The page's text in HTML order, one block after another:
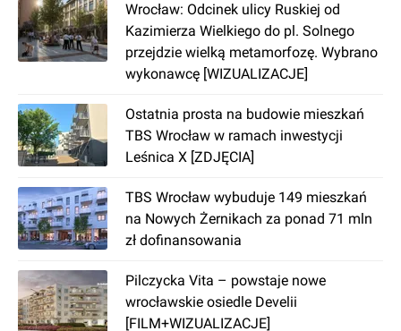
centrum ze Starego Miasta?
Komunikacja na Starym Mieście jest bardzo
dobrze zorganizowana. Kursują tu tramwaje,
autobusy i pociągi. Dojazd z obrzeży dzielnicy do
centrum zajmuje od 10 do 20 minut transportem
publicznym. Do Starego Miasta dojeżdża
powyżej 20 linii tramwajowych. Z kolei linii
autobusowych jest jeszcze więcej. Dzielą się one
na dzienne, nocne, pospieszne, podmiejskie, a
także szczytowe i specjalne. Na Starym Mieście
znajduje się 8 stacji kolejowych i dworców
Rynek nieruchomości na Starym
Mieście
Wrocław: Odcinek ulicy Ruskiej od
Kazimierza Wielkiego do pl. Solnego
przejdzie wielką metamorfozę. Wybrano
wykonawcę [WIZUALIZACJE]
Ostatnia prosta na budowie mieszkań
TBS Wrocław w ramach inwestycji
Leśnica X [ZDJĘCIA]
TBS Wrocław wybuduje 149 mieszkań
na Nowych Żernikach za ponad 71 mln
zł dofinansowania
Pilczycka Vita – powstaje nowe
wrocławskie osiedle Develii
[FILM+WIZUALIZACJE]